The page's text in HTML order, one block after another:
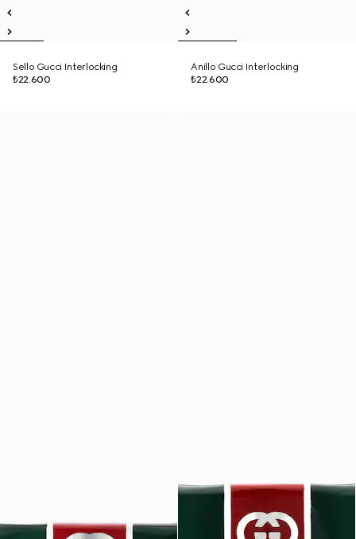
Sello Gucci Interlocking
₺22.600
Anillo Gucci Interlocking
₺22.600